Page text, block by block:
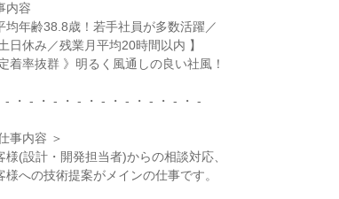
内容
均年齢38.8歳！若手社員が多数活躍／
土日休み／残業月平均20時間以内 】
定着率抜群 》明るく風通しの良い社風！
- ・ - ・ - ・ - ・ - ・ - ・ - ・ - ・ -
事内容 ＞
様(設計・開発担当者)からの相談対応、
様への技術提案がメインの仕事です。